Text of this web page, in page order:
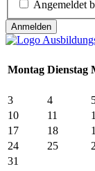
Angemeldet
Anmelden
Montag Dienstag
3
4
10
11
17
18
24
25
31